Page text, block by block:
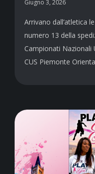
Giugno 3, 2026
Arrivano dall’atletica
numero 13 della
Campionati Nazionali
CUS Piemonte